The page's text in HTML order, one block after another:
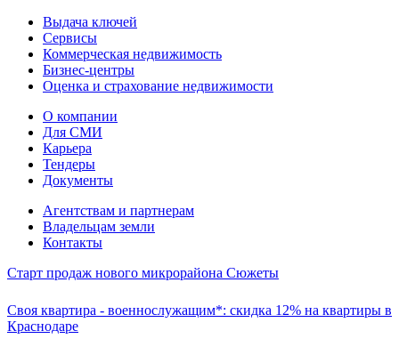
Выдача ключей
Сервисы
Коммерческая недвижимость
Бизнес-центры
Оценка и страхование недвижимости
О компании
Для СМИ
Карьера
Тендеры
Документы
Агентствам и партнерам
Владельцам земли
Контакты
Старт продаж нового микрорайона Сюжеты
Своя квартира - военнослужащим*: скидка 12% на квартиры в
Краснодаре